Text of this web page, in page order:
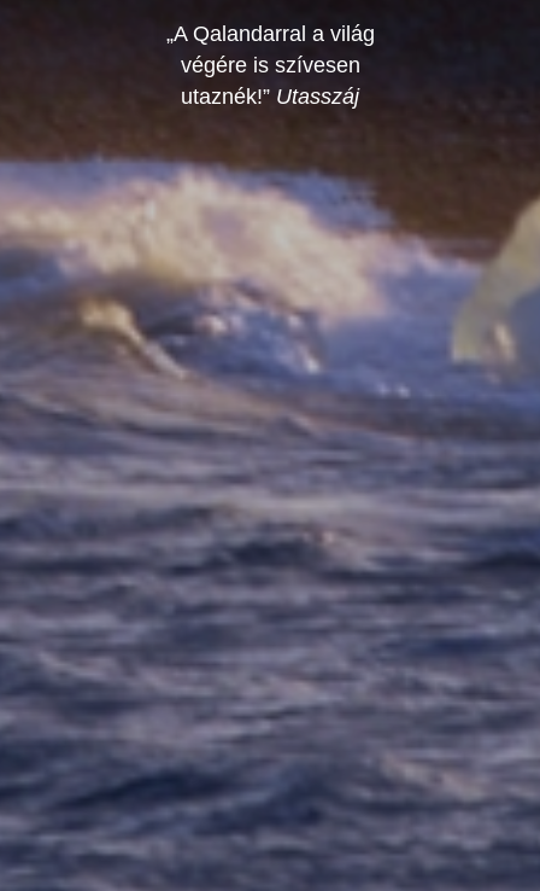
„A Qalandarral a világ
végére is szívesen
utaznék!” Utasszáj